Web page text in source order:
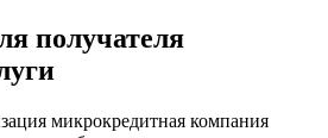
получателя
микрокредитная компания